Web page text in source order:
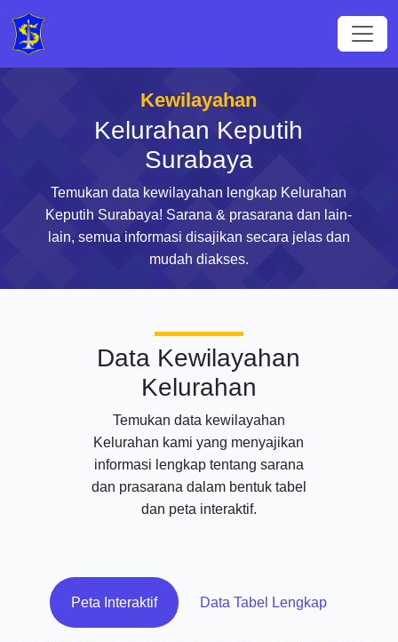
Kewilayahan
Kelurahan Keputih
Surabaya
Temukan data kewilayahan lengkap Kelurahan
Keputih Surabaya! Sarana & prasarana dan lain-
lain, semua informasi disajikan secara jelas dan
mudah diakses.
Data Kewilayahan
Kelurahan
Temukan data kewilayahan
Kelurahan kami yang menyajikan
informasi lengkap tentang sarana
dan prasarana dalam bentuk tabel
dan peta interaktif.
Peta Interaktif Data Tabel Lengkap